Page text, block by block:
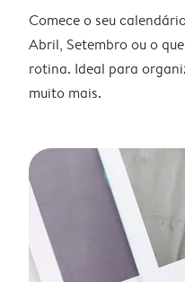
Comece o seu
Abril, Setembro ou o
rotina. Ideal para
muito mais.